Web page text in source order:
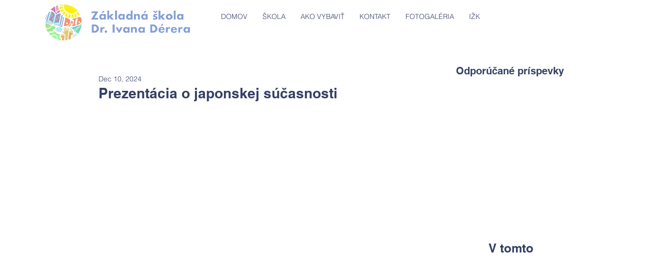
DOMOV ŠKOLA AKO VYBAVIŤ KONTAKT FOTOGALÉRIA IŽK
Odporúčané príspevky
V tomto
Prezentácia o japonskej súčasnosti
Dec 10, 2024